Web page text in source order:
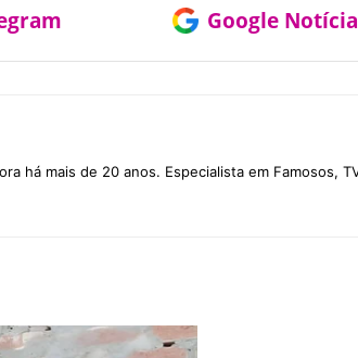
Google
há mais de 20 anos. Especialista em Famosos,